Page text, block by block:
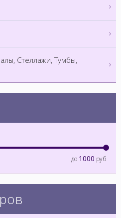
Стеллажи, Тумбы,
до 1000 руб